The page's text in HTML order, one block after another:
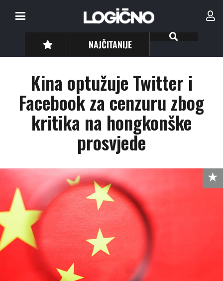
NAJČITANIJE
Kina optužuje Twitter i
Facebook za cenzuru zbog
kritika na hongkonške
prosvjede